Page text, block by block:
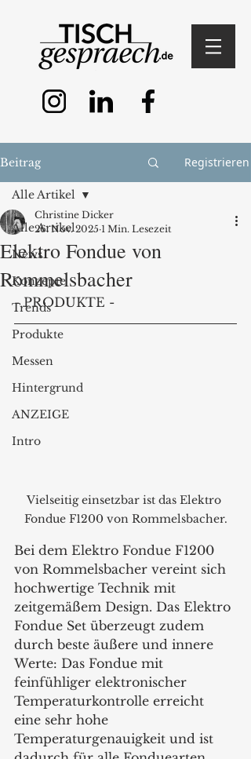
Beitrag Registrieren
Alle Artikel
News
Konzepte
Trends
Produkte
Messen
Hintergrund
ANZEIGE
Intro
Alle Artikel
Elektro Fondue von
Rommelsbacher
Christine Dicker
26. Nov. 2025 1 Min. Lesezeit
- PRODUKTE -
Vielseitig einsetzbar ist das Elektro
Fondue F1200 von Rommelsbacher.
Bei dem Elektro Fondue F1200
von Rommelsbacher vereint sich
hochwertige Technik mit
zeitgemäßem Design. Das Elektro
Fondue Set überzeugt zudem
durch beste äußere und innere
Werte: Das Fondue mit
feinfühliger elektronischer
Temperaturkontrolle erreicht
eine sehr hohe
Temperaturgenauigkeit und ist